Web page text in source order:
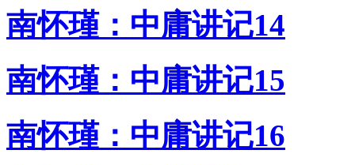
南怀瑾：中庸讲记14
南怀瑾：中庸讲记15
南怀瑾：中庸讲记16